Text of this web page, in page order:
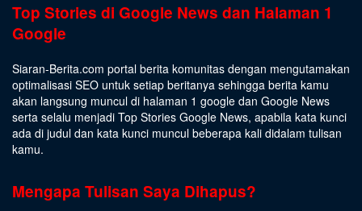
Top Stories di Google News dan Halaman 1
Google
Siaran-Berita.com portal berita komunitas dengan mengutamakan
optimalisasi SEO untuk setiap beritanya sehingga berita kamu
akan langsung muncul di halaman 1 google dan Google News
serta selalu menjadi Top Stories Google News, apabila kata kunci
ada di judul dan kata kunci muncul beberapa kali didalam tulisan
kamu.
Mengapa Tulisan Saya Dihapus?